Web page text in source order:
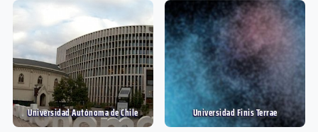
Universidad Autónoma de Chile Universidad Finis Terrae